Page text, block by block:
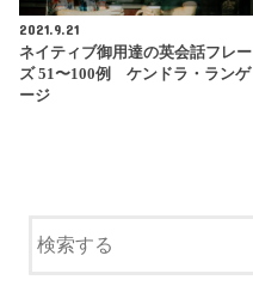
2021.9.21
ネイティブ御用達の英会話フレー
ズ 51〜100例 ケンドラ・ランゲ
ージ